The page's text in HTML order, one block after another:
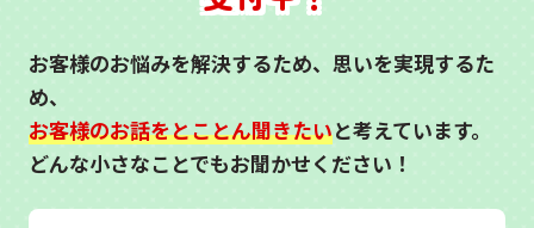
お客様のお悩みを解決するため、思いを実現するた
め、
お客様のお話をとことん聞きたいと考えています。
どんな小さなことでもお聞かせください！